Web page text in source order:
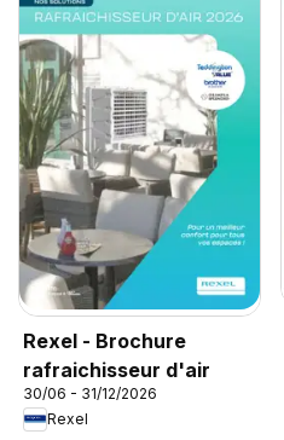
Rexel - Brochure
rafraichisseur d'air
30/06 - 31/12/2026
Rexel